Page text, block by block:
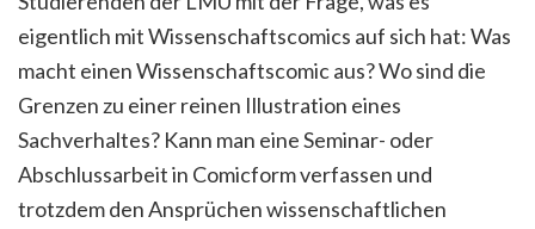
eigentlich mit Wissenschaftscomics auf sich hat: Was
macht einen Wissenschaftscomic aus? Wo sind die
Grenzen zu einer reinen Illustration eines
Sachverhaltes? Kann man eine Seminar- oder
Abschlussarbeit in Comicform verfassen und
trotzdem den Ansprüchen wissenschaftlichen